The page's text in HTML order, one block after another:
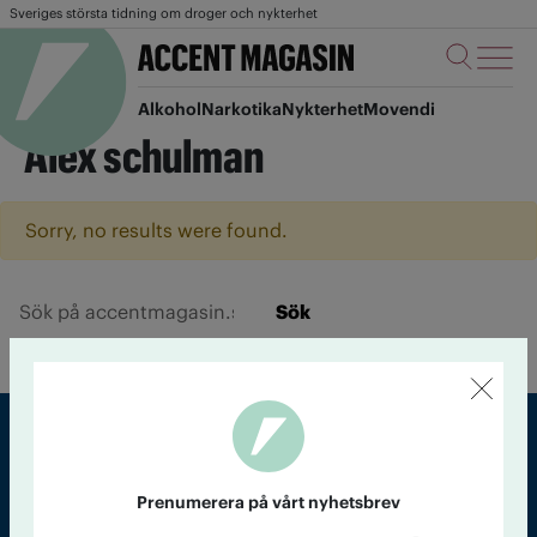
Sveriges största tidning om droger och nykterhet
AlkoholNarkotikaNykterhetMovendi
Alex schulman
Sorry, no results were found.
Sök
Prenumerera på vårt nyhetsbrev